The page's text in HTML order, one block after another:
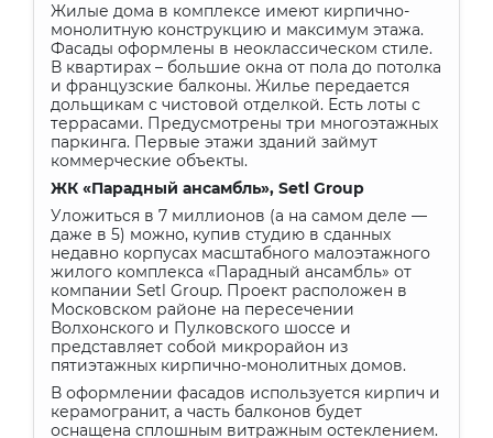
Жилые дома в комплексе имеют кирпично-
монолитную конструкцию и максимум этажа.
Фасады оформлены в неоклассическом стиле.
В квартирах – большие окна от пола до потолка
и французские балконы. Жилье передается
дольщикам с чистовой отделкой. Есть лоты с
террасами. Предусмотрены три многоэтажных
паркинга. Первые этажи зданий займут
коммерческие объекты.
ЖК «Парадный ансамбль», Setl Group
Уложиться в 7 миллионов (а на самом деле —
даже в 5) можно, купив студию в сданных
недавно корпусах масштабного малоэтажного
жилого комплекса «Парадный ансамбль» от
компании Setl Group. Проект расположен в
Московском районе на пересечении
Волхонского и Пулковского шоссе и
представляет собой микрорайон из
пятиэтажных кирпично-монолитных домов.
В оформлении фасадов используется кирпич и
керамогранит, а часть балконов будет
оснащена сплошным витражным остеклением.